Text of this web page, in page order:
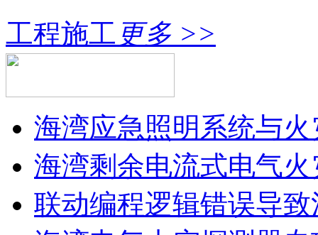
工程施工 更多 >>
海湾应急照明系统与火
海湾剩余电流式电气火
联动编程逻辑错误导致